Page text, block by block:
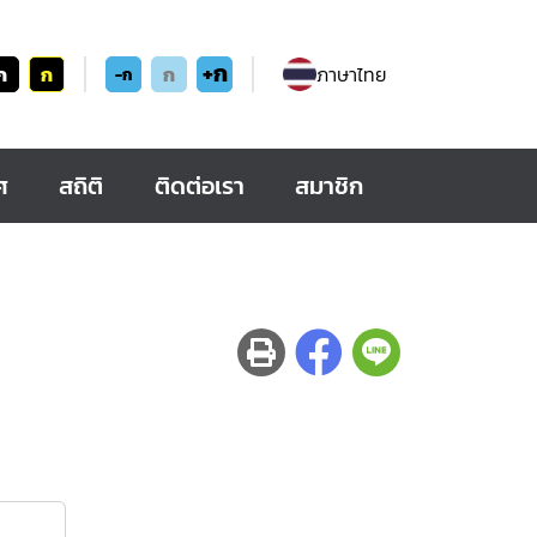
ก -ก ก +ก ภาษาไทย
สถิติ ติดต่อเรา สมาชิก